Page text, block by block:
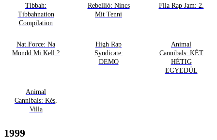
Tibbah:
Tibbahnation
Compilation
Rebellió: Nincs
Mit Tenni
Fila Rap Jam: 2.
Nat.Force: Na
Mondd Mi Kell ?
High Rap
Syndicate:
DEMO
Animal
Cannibals: KÉT
HÉTIG
EGYEDÜL
Animal
Cannibals: Kés,
Villa
1999